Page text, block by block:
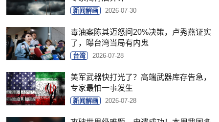
新闻解画 2026-07-30
毒油案陈其迈怒问20%决策，卢秀燕证实
了，曝台湾当局有内鬼
台湾 2026-07-28
美军武器快打光了？高端武器库存告急，
专家最怕一事发生
新闻解画 2026-07-28